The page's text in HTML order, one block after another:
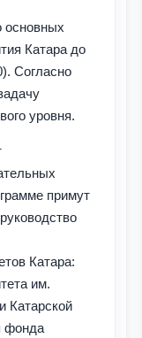
основных
Катара до
Согласно
уровня.
примут
Катара:
им.
Катарской
фонда